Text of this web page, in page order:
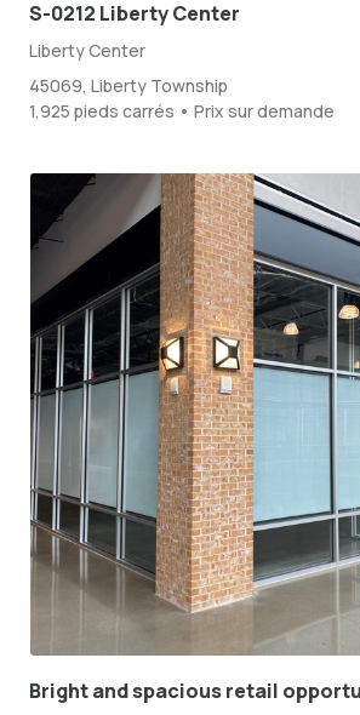
S-0212 Liberty Center
Liberty Center
45069, Liberty Township
1,925 pieds carrés • Prix sur demande
Bright and spacious retail